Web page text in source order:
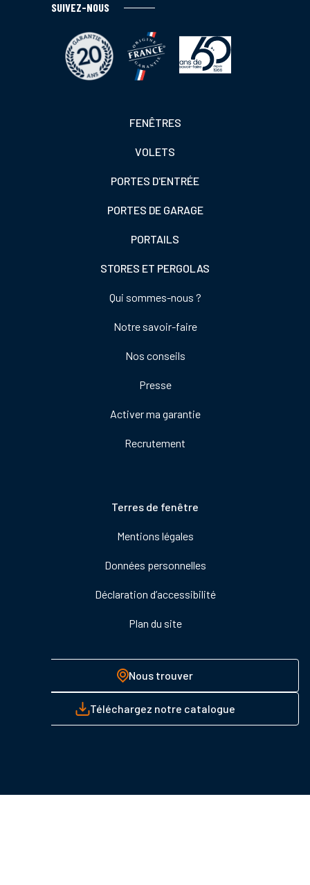
SUIVEZ-NOUS
FENÊTRES
VOLETS
PORTES D'ENTRÉE
PORTES DE GARAGE
PORTAILS
STORES ET PERGOLAS
Qui sommes-nous ?
Notre savoir-faire
Nos conseils
Presse
Activer ma garantie
Recrutement
Terres de fenêtre
Mentions légales
Données personnelles
Déclaration d’accessibilité
Plan du site
Nous trouver
Téléchargez notre catalogue